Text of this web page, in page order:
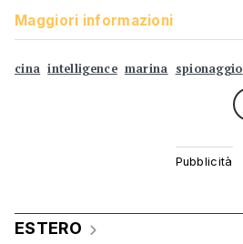
Maggiori informazioni
cina intelligence marina spionaggio
ESTERO